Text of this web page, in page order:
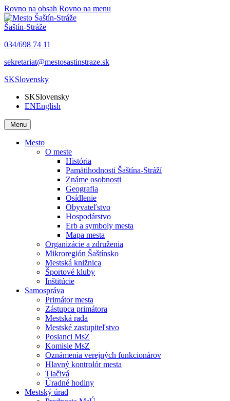
Rovno na obsah Rovno na menu
Šaštín-Stráže
034/698 74 11
sekretariat@mestosastinstraze.sk
SKSlovensky
SKSlovensky
ENEnglish
Menu
Mesto
O meste
História
Pamätihodnosti Šaštína-Stráží
Známe osobnosti
Geografia
Osídlenie
Obyvateľstvo
Hospodárstvo
Erb a symboly mesta
Mapa mesta
Organizácie a združenia
Mikroregión Šaštínsko
Mestská knižnica
Športové kluby
Inštitúcie
Samospráva
Primátor mesta
Zástupca primátora
Mestská rada
Mestské zastupiteľstvo
Poslanci MsZ
Komisie MsZ
Oznámenia verejných funkcionárov
Hlavný kontrolór mesta
Tlačivá
Úradné hodiny
Mestský úrad